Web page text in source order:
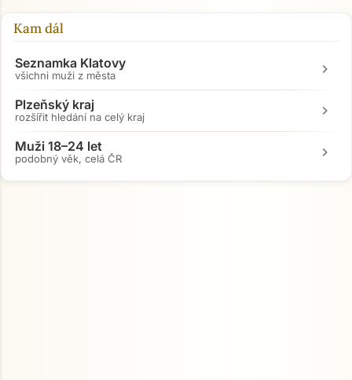
Kam dál
Seznamka Klatovy
všichni muži z města chevron_right
Plzeňský kraj
rozšířit hledání na celý kraj chevron_right
Muži 18–24 let
podobný věk, celá ČR chevron_right